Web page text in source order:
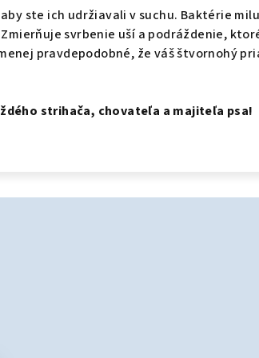
ste ich udržiavali v suchu. Baktérie
Zmierňuje svrbenie uší a podráždenie,
pravdepodobné, že váš štvornohý
strihača, chovateľa a majiteľa psa!